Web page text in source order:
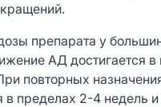
препарата у
АД достигается
повторных
в пределах 2-4 недель